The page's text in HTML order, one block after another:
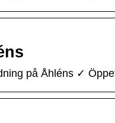
på Åhléns ✓